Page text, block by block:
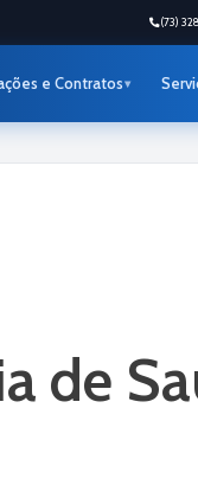
(73)
e Contratos
de